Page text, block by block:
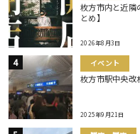
枚方市内と近隣
とめ】
2026年8月3日
イベント
枚方市駅中央改
2025年9月21日